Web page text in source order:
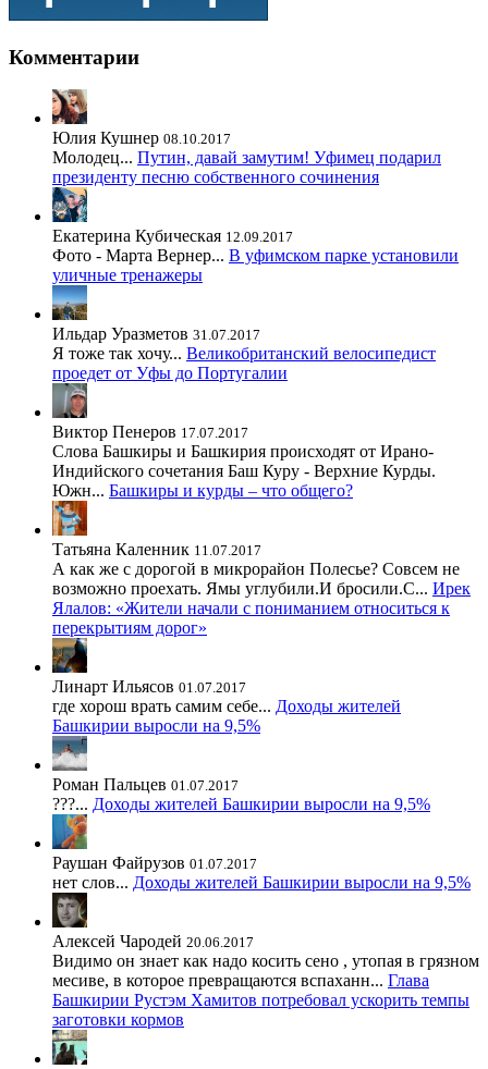
Комментарии
Юлия Кушнер 08.10.2017
Молодец... Путин, давай замутим! Уфимец подарил
президенту песню собственного сочинения
Екатерина Кубическая 12.09.2017
Фото - Марта Вернер... В уфимском парке установили
уличные тренажеры
Ильдар Уразметов 31.07.2017
Я тоже так хочу... Великобританский велосипедист
проедет от Уфы до Португалии
Виктор Пенеров 17.07.2017
Слова Башкиры и Башкирия происходят от Ирано-
Индийского сочетания Баш Куру - Верхние Курды.
Южн... Башкиры и курды – что общего?
Татьяна Каленник 11.07.2017
А как же с дорогой в микрорайон Полесье? Совсем не
возможно проехать. Ямы углубили.И бросили.С... Ирек
Ялалов: «Жители начали с пониманием относиться к
перекрытиям дорог»
Линарт Ильясов 01.07.2017
где хорош врать самим себе... Доходы жителей
Башкирии выросли на 9,5%
Роман Пальцев 01.07.2017
???... Доходы жителей Башкирии выросли на 9,5%
Раушан Файрузов 01.07.2017
нет слов... Доходы жителей Башкирии выросли на 9,5%
Алексей Чародей 20.06.2017
Видимо он знает как надо косить сено , утопая в грязном
месиве, в которое превращаются вспаханн... Глава
Башкирии Рустэм Хамитов потребовал ускорить темпы
заготовки кормов